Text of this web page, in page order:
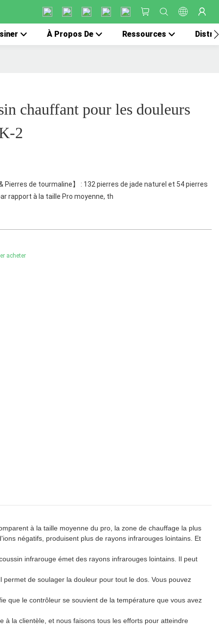
À Propos De Ressources
chauffant pour les douleurs
2
Pierres de tourmaline】 : 132 pierres de jade naturel et 54 pierres
rapport à la taille Pro moyenne, th
acheter
à la taille moyenne du pro, la zone de chauffage la plus
négatifs, produisent plus de rayons infrarouges lointains. Et
infrarouge émet des rayons infrarouges lointains. Il peut
de soulager la douleur pour tout le dos. Vous pouvez
que le contrôleur se souvient de la température que vous avez
à la clientèle, et nous faisons tous les efforts pour atteindre